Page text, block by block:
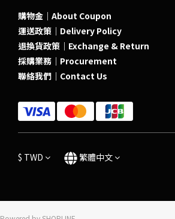
購物金｜About Coupon
運送政策｜Delivery Policy
退換貨政策｜Exchange & Return
採購業務｜Procurement
聯絡我們｜Contact Us
$ TWD 繁體中文